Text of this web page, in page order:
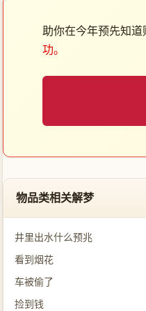
助你在今年预先知道
功。
物品类相关解梦
井里出水什么预兆
看到烟花
车被偷了
捡到钱